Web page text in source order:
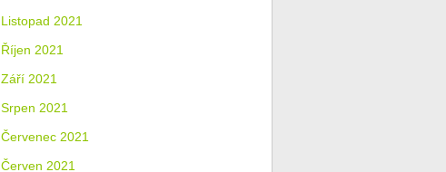
Listopad 2021
Říjen 2021
Září 2021
Srpen 2021
Červenec 2021
Červen 2021